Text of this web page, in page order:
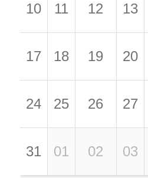
10 11 12 13
17 18 19 20
24 25 26 27
31 01 02 03